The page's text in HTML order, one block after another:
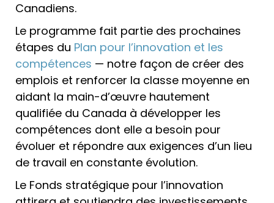
Canadiens.
Le programme fait partie des prochaines
étapes du Plan pour l’innovation et les
compétences — notre façon de créer des
emplois et renforcer la classe moyenne en
aidant la main-d’œuvre hautement
qualifiée du Canada à développer les
compétences dont elle a besoin pour
évoluer et répondre aux exigences d’un lieu
de travail en constante évolution.
Le Fonds stratégique pour l’innovation